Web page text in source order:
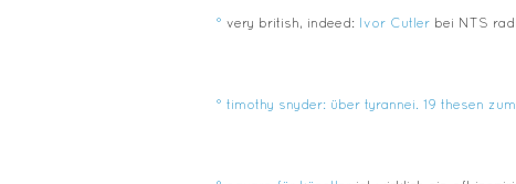
° very british, indeed: Ivor Cutler bei NTS
° timothy snyder: über tyrannei. 19 thesen